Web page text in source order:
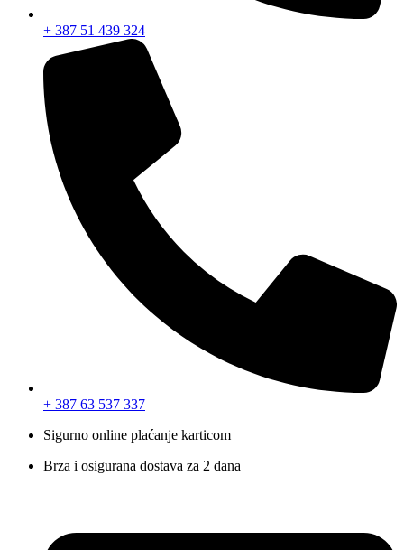
+ 387 51 439 324
+ 387 63 537 337
Sigurno online plaćanje karticom
Brza i osigurana dostava za 2 dana